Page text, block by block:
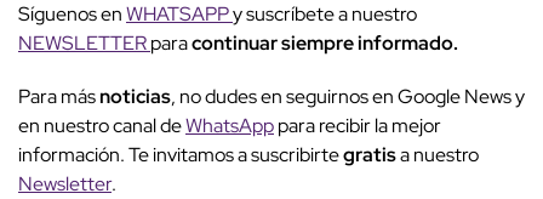
Síguenos enWHATSAPPy suscríbete a nuestro
NEWSLETTERparacontinuar siempre informado.
Para másnoticias, no dudes en seguirnos en Google News y
en nuestro canal deWhatsApppara recibir la mejor
información. Te invitamos a suscribirtegratisa nuestro
Newsletter.